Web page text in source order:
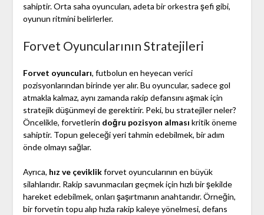
sahiptir. Orta saha oyuncuları, adeta bir orkestra şefi gibi,
oyunun ritmini belirlerler.
Forvet Oyuncularının Stratejileri
Forvet oyuncuları, futbolun en heyecan verici
pozisyonlarından birinde yer alır. Bu oyuncular, sadece gol
atmakla kalmaz, aynı zamanda rakip defansını aşmak için
stratejik düşünmeyi de gerektirir. Peki, bu stratejiler neler?
Öncelikle, forvetlerin doğru pozisyon alması kritik öneme
sahiptir. Topun geleceği yeri tahmin edebilmek, bir adım
önde olmayı sağlar.
Ayrıca, hız ve çeviklikforvet oyuncularının en büyük
silahlarıdır. Rakip savunmacıları geçmek için hızlı bir şekilde
hareket edebilmek, onları şaşırtmanın anahtarıdır. Örneğin,
bir forvetin topu alıp hızla rakip kaleye yönelmesi, defans